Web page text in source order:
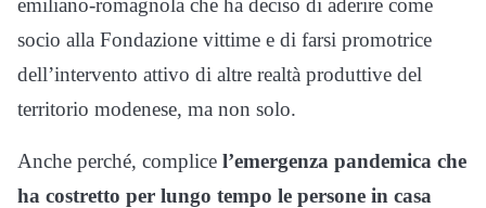
socio alla Fondazione vittime e di farsi promotrice
dell’intervento attivo di altre realtà produttive del
territorio modenese, ma non solo.
Anche perché, complice l’emergenza pandemica che
ha costretto per lungo tempo le persone in casa